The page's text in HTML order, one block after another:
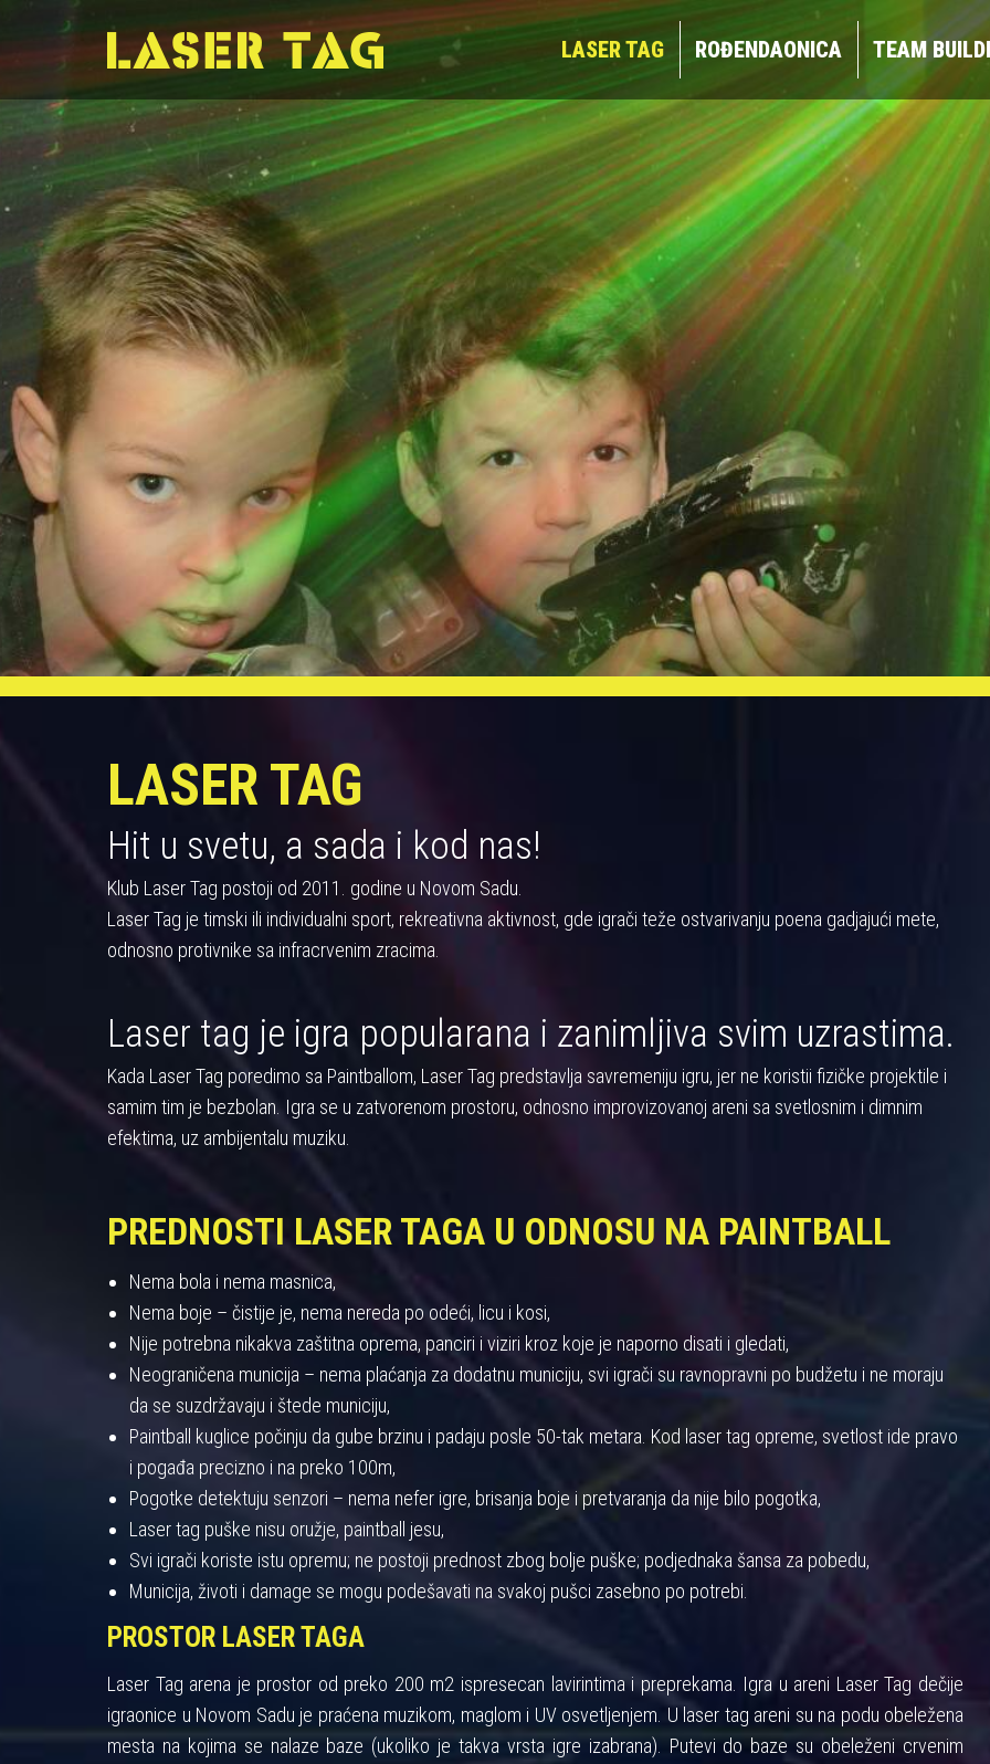
LASER TAG ROĐENDAONICA TEAM
LASER TAG
Hit u svetu, a sada i kod nas!
Klub Laser Tag postoji od 2011. godine u Novom Sadu.
Laser Tag je timski ili individualni sport, rekreativna aktivnost, gde igrači teže ostvarivanju poena gadjajući mete,
odnosno protivnike sa infracrvenim zracima.
Laser tag je igra popularana i zanimljiva svim uzrastima.
Kada Laser Tag poredimo sa Paintballom, Laser Tag predstavlja savremeniju igru, jer ne koristii fizičke projektile i
samim tim je bezbolan. Igra se u zatvorenom prostoru, odnosno improvizovanoj areni sa svetlosnim i dimnim
efektima, uz ambijentalu muziku.
PREDNOSTI LASER TAGA U ODNOSU NA PAINTBALL
Nema bola i nema masnica,
Nema boje – čistije je, nema nereda po odeći, licu i kosi,
Nije potrebna nikakva zaštitna oprema, panciri i viziri kroz koje je naporno disati i gledati,
Neograničena municija – nema plaćanja za dodatnu municiju, svi igrači su ravnopravni po budžetu i ne moraju
da se suzdržavaju i štede municiju,
Paintball kuglice počinju da gube brzinu i padaju posle 50-tak metara. Kod laser tag opreme, svetlost ide pravo
i pogađa precizno i na preko 100m,
Pogotke detektuju senzori – nema nefer igre, brisanja boje i pretvaranja da nije bilo pogotka,
Laser tag puške nisu oružje, paintball jesu,
Svi igrači koriste istu opremu; ne postoji prednost zbog bolje puške; podjednaka šansa za pobedu,
Municija, životi i damage se mogu podešavati na svakoj pušci zasebno po potrebi.
PROSTOR LASER TAGA
Laser Tag arena je prostor od preko 200 m2 ispresecan lavirintima i preprekama. Igra u areni Laser Tag dečije
igraonice u Novom Sadu je praćena muzikom, maglom i UV osvetljenjem. U laser tag areni su na podu obeležena
mesta na kojima se nalaze baze (ukoliko je takva vrsta igre izabrana). Putevi do baze su obeleženi crvenim
LASER TAG TEAM